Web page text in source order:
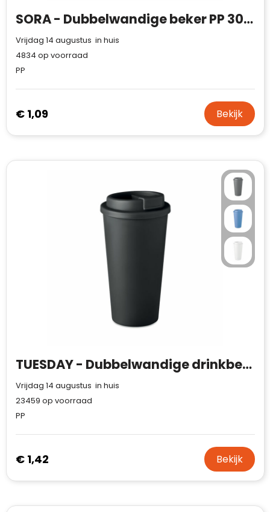
SORA - Dubbelwandige beker PP 300 ml
Vrijdag 14 augustus in huis
4834 op voorraad
PP
€ 1,09 Bekijk
TUESDAY - Dubbelwandige drinkbeker 450 ml
Vrijdag 14 augustus in huis
23459 op voorraad
PP
€ 1,42 Bekijk